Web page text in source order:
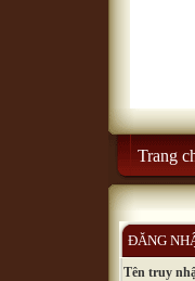
Trang
ĐĂNG
Tên truy